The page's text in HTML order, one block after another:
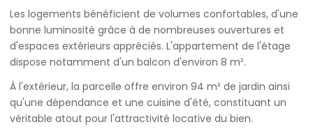
Les logements bénéficient de volumes confortables, d'une
bonne luminosité grâce à de nombreuses ouvertures et
d'espaces extérieurs appréciés. L'appartement de l'étage
dispose notamment d'un balcon d'environ 8 m².
À l'extérieur, la parcelle offre environ 94 m² de jardin ainsi
qu'une dépendance et une cuisine d'été, constituant un
véritable atout pour l'attractivité locative du bien.